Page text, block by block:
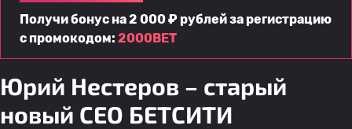
Получи бонус на 2 000 ₽ рублей за регистрацию
с промокодом: 2000BET
Юрий Нестеров – старый
новый СЕО БЕТСИТИ